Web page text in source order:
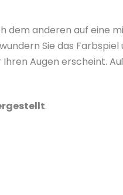
dem anderen auf eine
Sie das Farbspiel
Augen erscheint.
.